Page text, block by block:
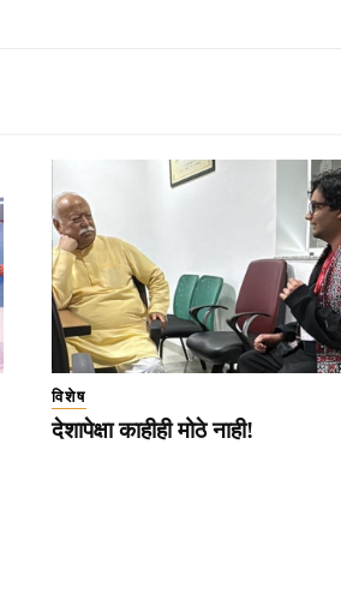
विशेष
देशापेक्षा काहीही मोठे नाही!